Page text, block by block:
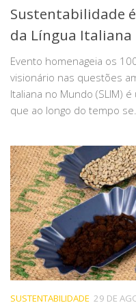
Sustentabilidade
da Língua
Evento homenageia os
visionário nas questões
Italiana no Mundo (SLIM)
que ao longo do tempo se...
SUSTENTABILIDADE 29 DE